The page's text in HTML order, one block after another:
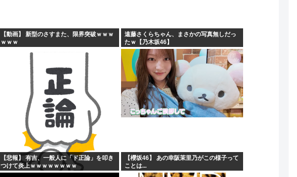
【動画】 新型のさすまた、限界突破ｗｗｗ
ｗｗｗ
遠藤さくらちゃん、まさかの写真無しだっ
たｗ【乃木坂46】
【悲報】 有吉、一般人に「ド正論」を叩き
つけて炎上ｗｗｗｗｗｗｗｗ
【櫻坂46】 あの幸阪茉里乃がこの様子って
ことは...